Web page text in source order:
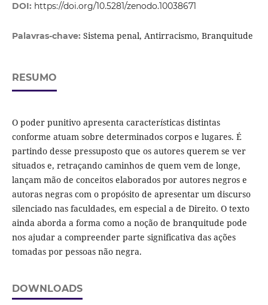
DOI: https://doi.org/10.5281/zenodo.10038671
Palavras-chave: Sistema penal, Antirracismo, Branquitude
RESUMO
O poder punitivo apresenta características distintas
conforme atuam sobre determinados corpos e lugares. É
partindo desse pressuposto que os autores querem se ver
situados e, retraçando caminhos de quem vem de longe,
lançam mão de conceitos elaborados por autores negros e
autoras negras com o propósito de apresentar um discurso
silenciado nas faculdades, em especial a de Direito. O texto
ainda aborda a forma como a noção de branquitude pode
nos ajudar a compreender parte significativa das ações
tomadas por pessoas não negra.
DOWNLOADS